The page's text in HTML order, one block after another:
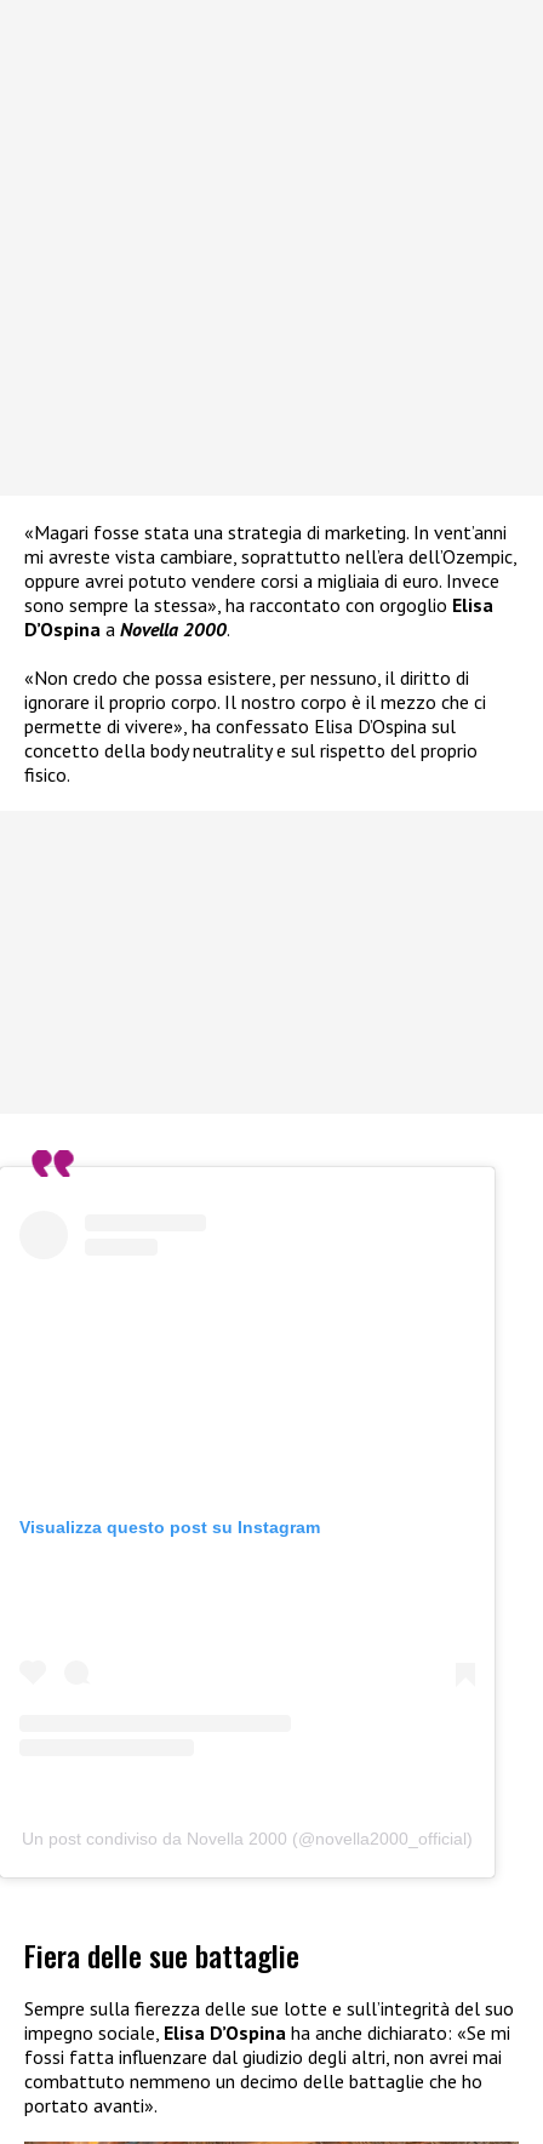
«Magari fosse stata una strategia di marketing. In vent’anni
mi avreste vista cambiare, soprattutto nell’era dell’Ozempic,
oppure avrei potuto vendere corsi a migliaia di euro. Invece
sono sempre la stessa», ha raccontato con orgoglio Elisa
D’Ospina a Novella 2000.
«Non credo che possa esistere, per nessuno, il diritto di
ignorare il proprio corpo. Il nostro corpo è il mezzo che ci
permette di vivere», ha confessato Elisa D’Ospina sul
concetto della body neutrality e sul rispetto del proprio
fisico.
Visualizza questo post su Instagram
Un post condiviso da Novella 2000 (@novella2000_official)
Fiera delle sue battaglie
Sempre sulla fierezza delle sue lotte e sull’integrità del suo
impegno sociale, Elisa D’Ospina ha anche dichiarato: «Se mi
fossi fatta influenzare dal giudizio degli altri, non avrei mai
combattuto nemmeno un decimo delle battaglie che ho
portato avanti».